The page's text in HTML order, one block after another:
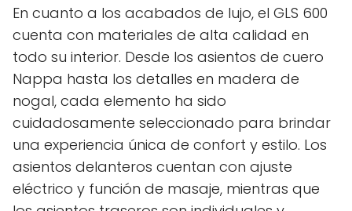
En cuanto a los acabados de lujo, el GLS 600
cuenta con materiales de alta calidad en
todo su interior. Desde los asientos de cuero
Nappa hasta los detalles en madera de
nogal, cada elemento ha sido
cuidadosamente seleccionado para brindar
una experiencia única de confort y estilo. Los
asientos delanteros cuentan con ajuste
eléctrico y función de masaje, mientras que